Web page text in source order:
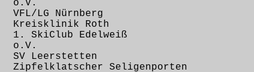
o.V.
LG Nürnberg
Roth
Edelweiß
o.V.
Leerstetten
Seligenporten